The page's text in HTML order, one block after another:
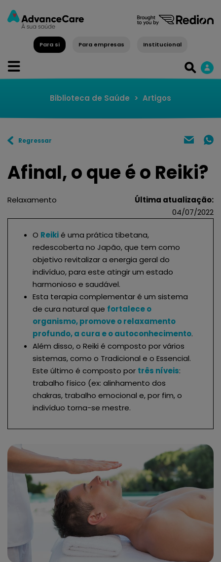
Para si Para empresas Institucional
Biblioteca de Saúde > Artigos
Regressar
Afinal, o que é o Reiki?
Relaxamento
Última atualização:
04/07/2022
O Reikié uma prática tibetana,
redescoberta no Japão, que tem como
objetivo revitalizar a energia geral do
indivíduo, para este atingir um estado
harmonioso e saudável.
Esta terapia complementar é um sistema
de cura natural que fortalece o
organismo, promove o relaxamento
profundo, a cura e o autoconhecimento.
Além disso, o Reiki é composto por vários
sistemas, como o Tradicional e o Essencial.
Este último é composto por três níveis:
trabalho físico (ex: alinhamento dos
chakras, trabalho emocional e, por fim, o
indivíduo torna-se mestre.